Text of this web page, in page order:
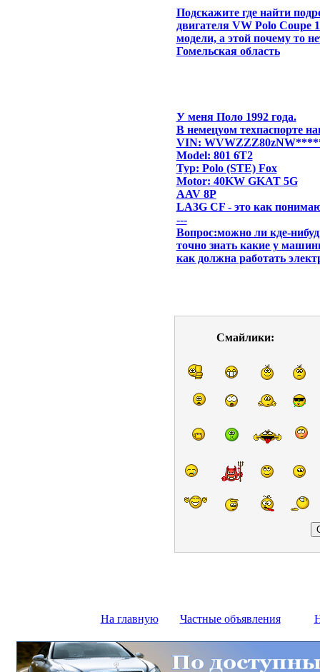
Подскажите где найти
двигателя VW Polo Coupe
модели, а этой почему то
Гомельская область
У меня Поло 1992 года.
В немецуом техпаспорте
VIN:
Model: 801 6T2
Typ: Polo (STE) Fox
Motor: 40KW GKAT 5G
AAV 8P
LA3G CF - это как
---
Вопрос:можно ли кде-
точно знать какие у
как должна работать
Смайлики:
На главную Частные объявления